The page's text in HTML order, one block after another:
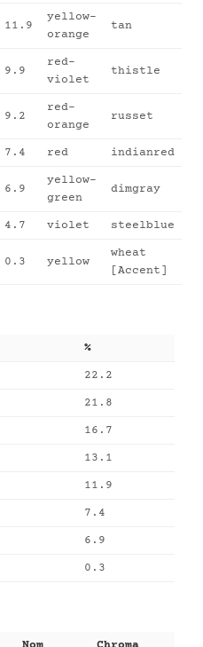
11.9
yellow-
orange
tan
9.9
red-
violet
thistle
9.2
red-
orange
russet
7.4 red indianred
6.9
yellow-
green
dimgray
4.7 violet steelblue
0.3 yellow
wheat
[Accent]
%
22.2
21.8
16.7
13.1
11.9
7.4
6.9
0.3